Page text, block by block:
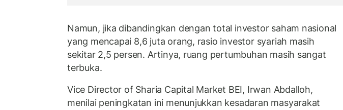
Namun, jika dibandingkan dengan total investor saham nasional
yang mencapai 8,6 juta orang, rasio investor syariah masih
sekitar 2,5 persen. Artinya, ruang pertumbuhan masih sangat
terbuka.
Vice Director of Sharia Capital Market BEI, Irwan Abdalloh,
menilai peningkatan ini menunjukkan kesadaran masyarakat